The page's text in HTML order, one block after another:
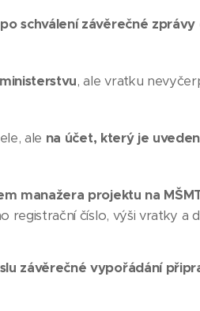
schválení závěrečné zprávy
, ale vratku
ale na účet, který je
manažera projektu na
registrační číslo, výši vratky a
závěrečné vypořádání